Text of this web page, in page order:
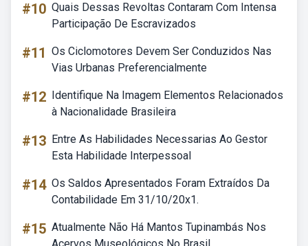
#10 Quais Dessas Revoltas Contaram Com Intensa
Participação De Escravizados
#11 Os Ciclomotores Devem Ser Conduzidos Nas
Vias Urbanas Preferencialmente
#12 Identifique Na Imagem Elementos Relacionados
à Nacionalidade Brasileira
#13 Entre As Habilidades Necessarias Ao Gestor
Esta Habilidade Interpessoal
#14 Os Saldos Apresentados Foram Extraídos Da
Contabilidade Em 31/10/20x1.
#15 Atualmente Não Há Mantos Tupinambás Nos